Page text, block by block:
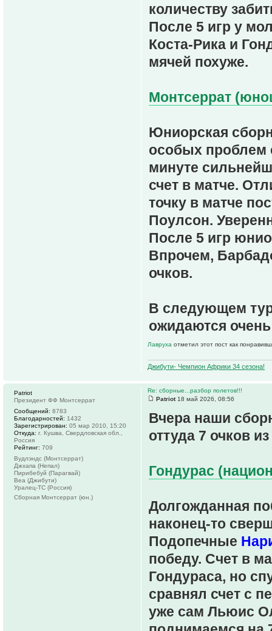
количеству
После 5 игр у
Коста-Рика и
мячей похуже.
Монтсеррат
Юниорская
особых проблем
минуте
счет в матче.
точку в матче
Поулсон.
После 5 игр
Впрочем,
очков.
В следующем
ожидаются
Лавруха отметил этот пост как
Джибути- Чемпион Африки 34 сезона!
Re: сборные...разбор полетов!!!
Patriot18 май 2026, 08:56
Вчера наши
оттуда 7 очков
Гондурас
Долгожданная
наконец-то
Подопечные
победу. Счет в
Гондураса, но
сравнял счет с
уже сам Льюис
Patriot
Президент ФФ Монтсеррат
Сообщений: 8783
Благодарностей: 1432
Зарегистрирован: 05 мар 2010, 15:20
Откуда: г. Кушва, Свердловская обл.,
Россия
Рейтинг: 709
Вудлэндс (Монтсеррат)
Джхапа (Непал)
Пирибебуй (Парагвай)
Веа (Джибути)
Уралец-ТС (Россия)
Сборная Монтсеррат (юн.)